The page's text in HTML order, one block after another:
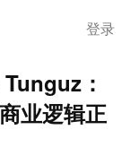
登录
：
业逻辑正